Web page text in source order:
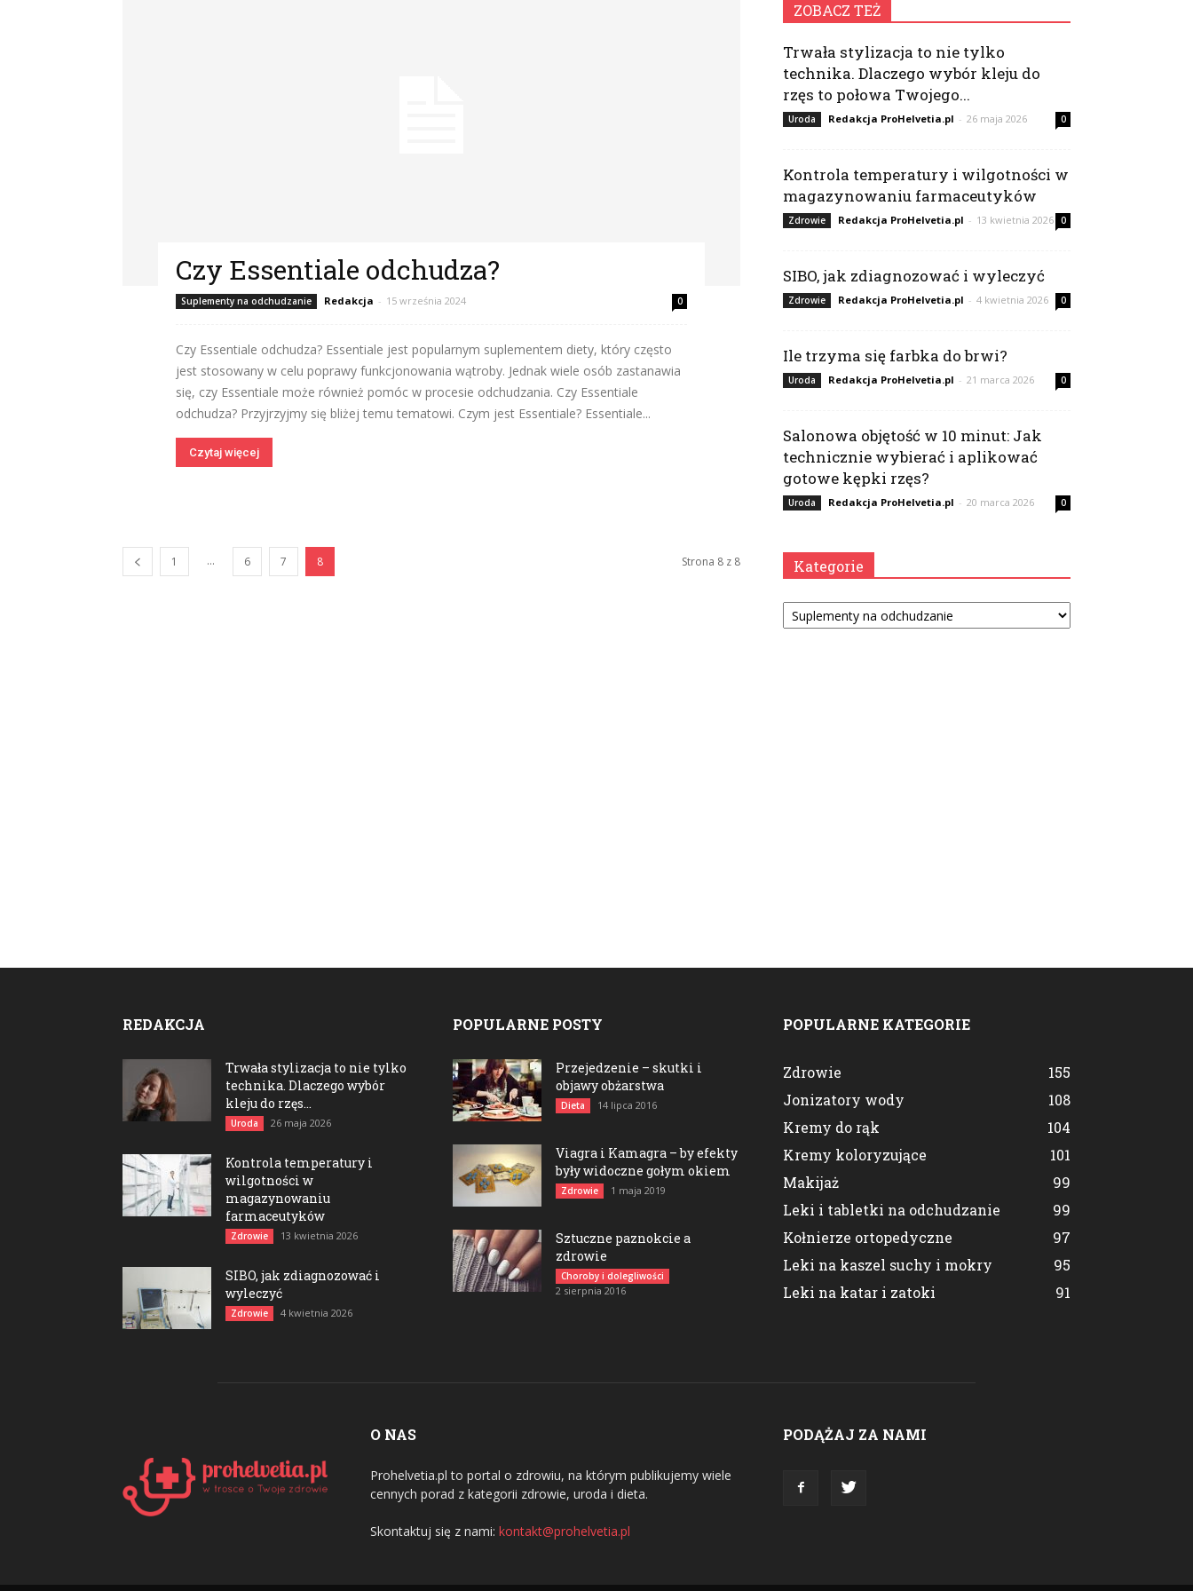
Czy Essentiale odchudza?
Suplementy na odchudzanie Redakcja - 15 września 2024 0
Czy Essentiale odchudza? Essentiale jest popularnym suplementem diety, który często
jest stosowany w celu poprawy funkcjonowania wątroby. Jednak wiele osób zastanawia
się, czy Essentiale może również pomóc w procesie odchudzania. Czy Essentiale
odchudza? Przyjrzyjmy się bliżej temu tematowi. Czym jest Essentiale? Essentiale...
Czytaj więcej
1 ... 6 7 8 Strona 8 z 8
ZOBACZ TEŻ
Trwała stylizacja to nie tylko
technika. Dlaczego wybór kleju do
rzęs to połowa Twojego...
Uroda Redakcja ProHelvetia.pl - 26 maja 2026 0
Kontrola temperatury i wilgotności w
magazynowaniu farmaceutyków
Zdrowie Redakcja ProHelvetia.pl - 13 kwietnia 2026 0
SIBO, jak zdiagnozować i wyleczyć
Zdrowie Redakcja ProHelvetia.pl - 4 kwietnia 2026 0
Ile trzyma się farbka do brwi?
Uroda Redakcja ProHelvetia.pl - 21 marca 2026 0
Salonowa objętość w 10 minut: Jak
technicznie wybierać i aplikować
gotowe kępki rzęs?
Uroda Redakcja ProHelvetia.pl - 20 marca 2026 0
Kategorie
Kategorie
REDAKCJA
Trwała stylizacja to nie tylko
technika. Dlaczego wybór
kleju do rzęs...
Uroda 26 maja 2026
Kontrola temperatury i
wilgotności w
magazynowaniu
farmaceutyków
Zdrowie 13 kwietnia 2026
SIBO, jak zdiagnozować i
wyleczyć
Zdrowie 4 kwietnia 2026
POPULARNE POSTY
Przejedzenie – skutki i
objawy obżarstwa
Dieta 14 lipca 2016
Viagra i Kamagra – by efekty
były widoczne gołym okiem
Zdrowie 1 maja 2019
Sztuczne paznokcie a
zdrowie
Choroby i dolegliwości
2 sierpnia 2016
POPULARNE KATEGORIE
Zdrowie
155
Jonizatory wody
108
Kremy do rąk
104
Kremy koloryzujące
101
Makijaż
99
Leki i tabletki na odchudzanie
99
Kołnierze ortopedyczne
97
Leki na kaszel suchy i mokry
95
Leki na katar i zatoki
91
O NAS
Prohelvetia.pl to portal o zdrowiu, na którym publikujemy wiele
cennych porad z kategorii zdrowie, uroda i dieta.
Skontaktuj się z nami: kontakt@prohelvetia.pl
PODĄŻAJ ZA NAMI